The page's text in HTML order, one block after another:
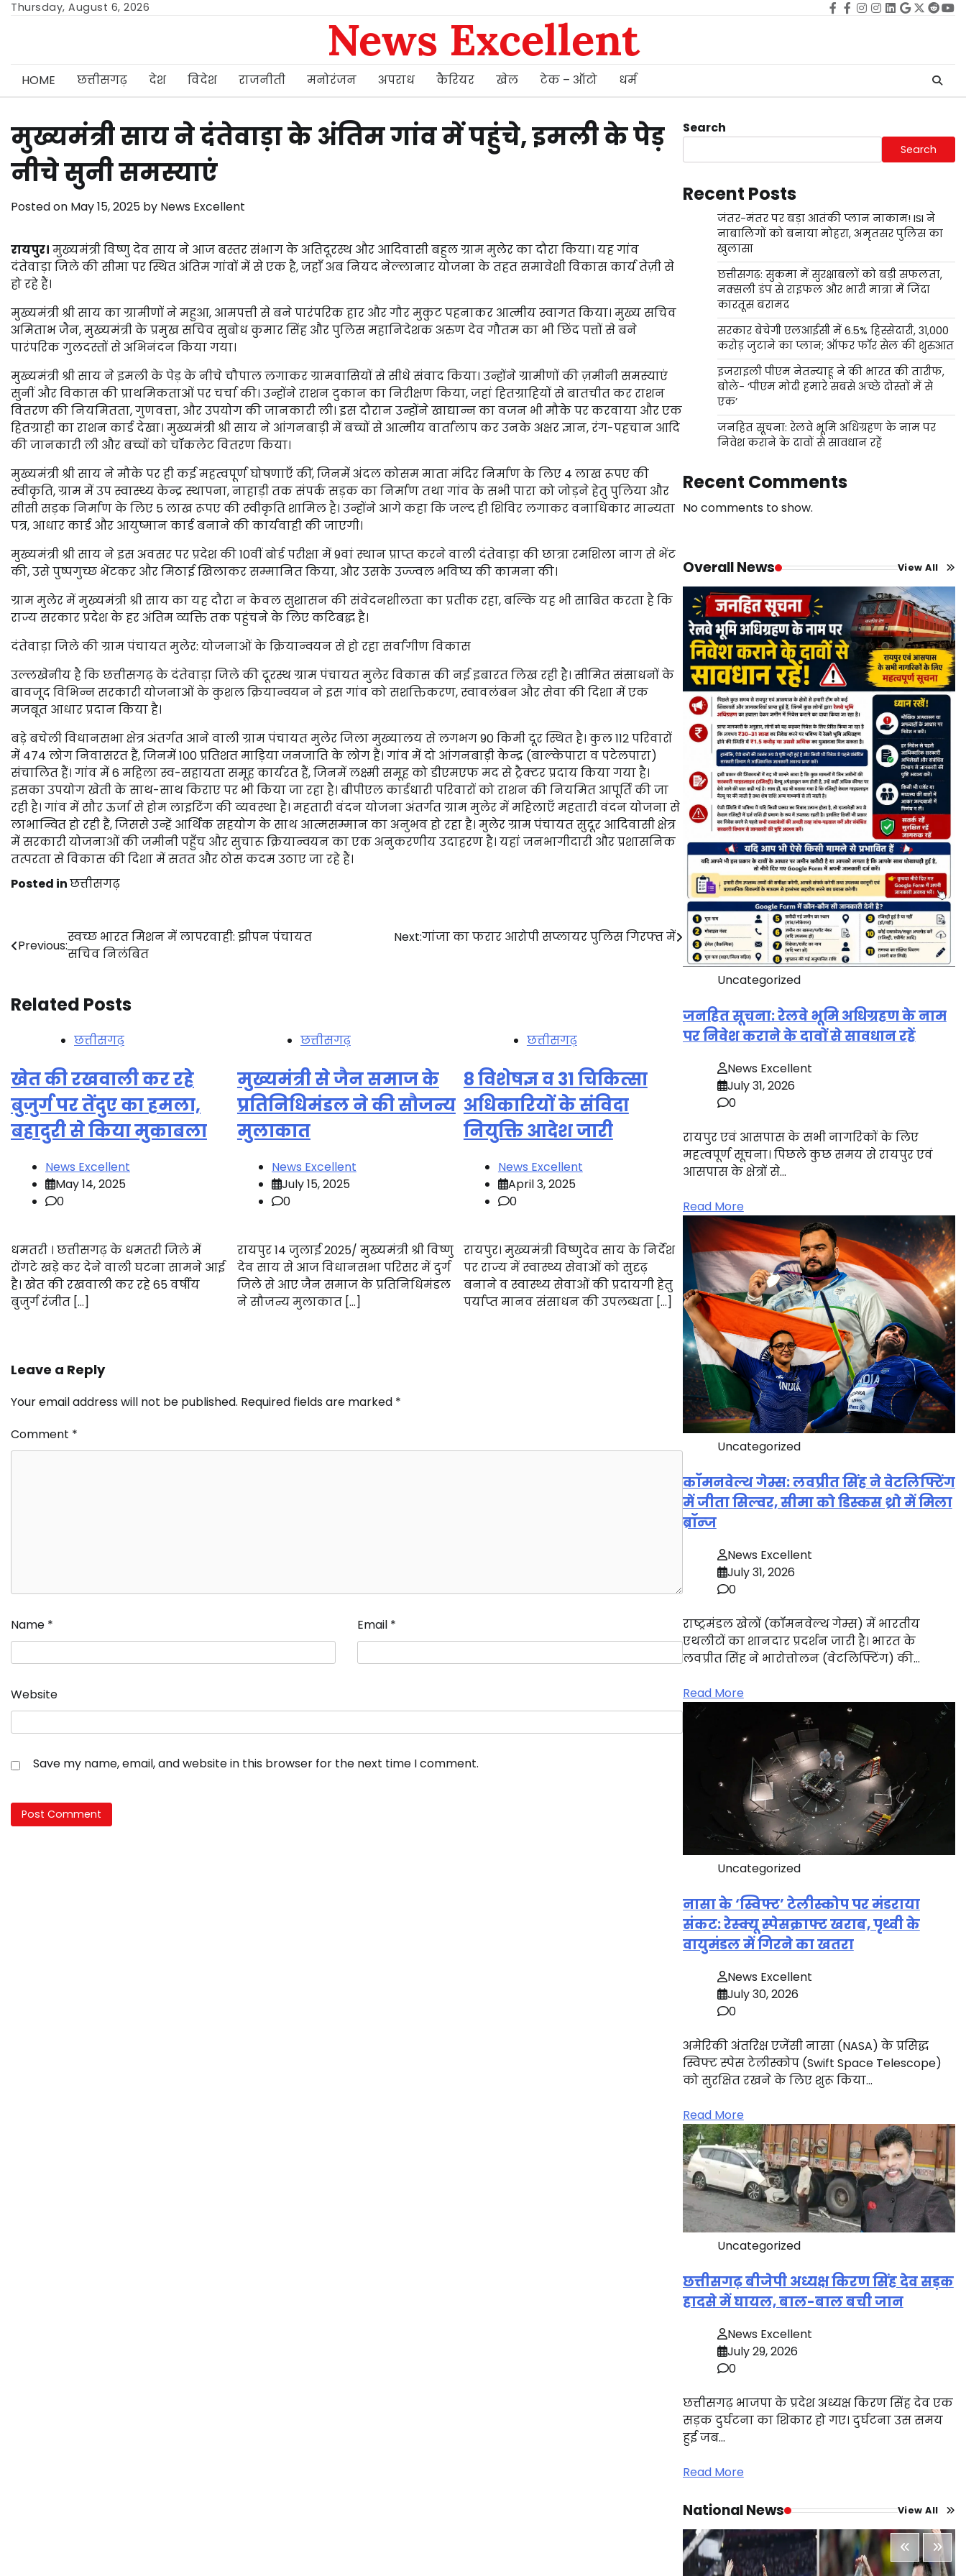
SkipThursday, August 6, 2026 Facebook
facebook
Instagram
instagram
Linkedin
google
Twitter
reddit
News Excellent
HOME छत्तीसगढ़ देश विदेश राजनीती मनोरंजन अपराध कैरियर खेल टेक – ऑटो धर्म
मुख्यमंत्री साय ने दंतेवाड़ा के अंतिम गांव में पहुंचे, इमली के पेड़
नीचे सुनी समस्याएं
Posted on May 15, 2025 by News Excellent
रायपुर। मुख्यमंत्री विष्णु देव साय ने आज बस्तर संभाग के अतिदूरस्थ और आदिवासी बहुल ग्राम मुलेर का दौरा किया। यह गांव
दंतेवाड़ा जिले की सीमा पर स्थित अंतिम गांवों में से एक है, जहाँ अब नियद नेल्लानार योजना के तहत समावेशी विकास कार्य तेज़ी से
हो रहे हैं।
मुख्यमंत्री श्री साय का ग्रामीणों ने महुआ, आमपत्ती से बने पारंपरिक हार और गौर मुकुट पहनाकर आत्मीय स्वागत किया। मुख्य सचिव
अमिताभ जैन, मुख्यमंत्री के प्रमुख सचिव सुबोध कुमार सिंह और पुलिस महानिदेशक अरुण देव गौतम का भी छिंद पत्तों से बने
पारंपरिक गुलदस्तों से अभिनंदन किया गया।
मुख्यमंत्री श्री साय ने इमली के पेड़ के नीचे चौपाल लगाकर ग्रामवासियों से सीधे संवाद किया। उन्होंने ग्रामीणों की ज़मीनी समस्याएं
सुनीं और विकास की प्राथमिकताओं पर चर्चा की। उन्होंने राशन दुकान का निरीक्षण किया, जहां हितग्राहियों से बातचीत कर राशन
वितरण की नियमितता, गुणवत्ता, और उपयोग की जानकारी ली। इस दौरान उन्होंने खाद्यान्न का वजन भी मौके पर करवाया और एक
हितग्राही का राशन कार्ड देखा। मुख्यमंत्री श्री साय ने आंगनबाड़ी में बच्चों से आत्मीय वार्तालाप कर उनके अक्षर ज्ञान, रंग-पहचान आदि
की जानकारी ली और बच्चों को चॉकलेट वितरण किया।
मुख्यमंत्री श्री साय ने मौके पर ही कई महत्वपूर्ण घोषणाएँ कीं, जिनमें अंदल कोसम माता मंदिर निर्माण के लिए 4 लाख रूपए की
स्वीकृति, ग्राम में उप स्वास्थ्य केन्द्र स्थापना, नाहाड़ी तक संपर्क सड़क का निर्माण तथा गांव के सभी पारा को जोड़ने हेतु पुलिया और
सीसी सड़क निर्माण के लिए 5 लाख रूपए की स्वीकृति शामिल है। उन्होंने आगे कहा कि जल्द ही शिविर लगाकर वनाधिकार मान्यता
पत्र, आधार कार्ड और आयुष्मान कार्ड बनाने की कार्यवाही की जाएगी।
मुख्यमंत्री श्री साय ने इस अवसर पर प्रदेश की 10वीं बोर्ड परीक्षा में 9वां स्थान प्राप्त करने वाली दंतेवाड़ा की छात्रा रमशिला नाग से भेंट
की, उसे पुष्पगुच्छ भेंटकर और मिठाई खिलाकर सम्मानित किया, और उसके उज्ज्वल भविष्य की कामना की।
ग्राम मुलेर में मुख्यमंत्री श्री साय का यह दौरा न केवल सुशासन की संवेदनशीलता का प्रतीक रहा, बल्कि यह भी साबित करता है कि
राज्य सरकार प्रदेश के हर अंतिम व्यक्ति तक पहुंचने के लिए कटिबद्ध है।
दंतेवाड़ा जिले की ग्राम पंचायत मुलेर: योजनाओं के क्रियान्वयन से हो रहा सर्वांगीण विकास
उल्लखेनीय है कि छत्तीसगढ़ के दंतेवाड़ा जिले की दूरस्थ ग्राम पंचायत मुलेर विकास की नई इबारत लिख रही है। सीमित संसाधनों के
बावजूद विभिन्न सरकारी योजनाओं के कुशल क्रियान्वयन ने इस गांव को सशक्तिकरण, स्वावलंबन और सेवा की दिशा में एक
मजबूत आधार प्रदान किया है।
बड़े बचेली विधानसभा क्षेत्र अंतर्गत आने वाली ग्राम पंचायत मुलेर जिला मुख्यालय से लगभग 90 किमी दूर स्थित है। कुल 112 परिवारों
में 474 लोग निवासरत हैं, जिनमें 100 प्रतिशत माड़िया जनजाति के लोग हैं। गांव में दो आंगनबाड़ी केन्द्र (बाल्केपारा व पटेलपारा)
संचालित हैं। गांव में 6 महिला स्व-सहायता समूह कार्यरत हैं, जिनमें लक्ष्मी समूह को डीएमएफ मद से ट्रैक्टर प्रदाय किया गया है।
इसका उपयोग खेती के साथ-साथ किराए पर भी किया जा रहा है। बीपीएल कार्डधारी परिवारों को राशन की नियमित आपूर्ति की जा
रही है। गांव में सौर ऊर्जा से होम लाइटिंग की व्यवस्था है। महतारी वंदन योजना अंतर्गत ग्राम मुलेर में महिलाएँ महतारी वंदन योजना से
लाभान्वित हो रही हैं, जिससे उन्हें आर्थिक सहयोग के साथ आत्मसम्मान का अनुभव हो रहा है। मुलेर ग्राम पंचायत सुदूर आदिवासी क्षेत्र
में सरकारी योजनाओं की जमीनी पहुँच और सुचारू क्रियान्वयन का एक अनुकरणीय उदाहरण है। यहां जनभागीदारी और प्रशासनिक
तत्परता से विकास की दिशा में सतत और ठोस कदम उठाए जा रहे हैं।
Posted inछत्तीसगढ़
Post
navigation
Previous:
स्वच्छ भारत मिशन में लापरवाही: झीपन पंचायत
सचिव निलंबित
Next:गांजा का फरार आरोपी सप्लायर पुलिस गिरफ्त में
Related Posts
छत्तीसगढ़
खेत की रखवाली कर रहे
बुजुर्ग पर तेंदुए का हमला,
बहादुरी से किया मुकाबला
News Excellent
May 14, 2025
0
धमतरी । छत्तीसगढ़ के धमतरी जिले में
रोंगटे खड़े कर देने वाली घटना सामने आई
है। खेत की रखवाली कर रहे 65 वर्षीय
बुजुर्ग रंजीत […]
छत्तीसगढ़
मुख्यमंत्री से जैन समाज के
प्रतिनिधिमंडल ने की सौजन्य
मुलाकात
News Excellent
July 15, 2025
0
रायपुर 14 जुलाई 2025/ मुख्यमंत्री श्री विष्णु
देव साय से आज विधानसभा परिसर में दुर्ग
जिले से आए जैन समाज के प्रतिनिधिमंडल
ने सौजन्य मुलाकात […]
छत्तीसगढ़
8 विशेषज्ञ व 31 चिकित्सा
अधिकारियों के संविदा
नियुक्ति आदेश जारी
News Excellent
April 3, 2025
0
रायपुर। मुख्यमंत्री विष्णुदेव साय के निर्देश
पर राज्य में स्वास्थ्य सेवाओं को सुदृढ़
बनाने व स्वास्थ्य सेवाओं की प्रदायगी हेतु
पर्याप्त मानव संसाधन की उपलब्धता […]
Leave a Reply
Your email address will not be published. Required fields are marked *
Comment *
Name * Email *
Website
Save my name, email, and website in this browser for the next time I comment.
Search
Search
Recent Posts
जंतर-मंतर पर बड़ा आतंकी प्लान नाकाम! ISI ने
नाबालिगों को बनाया मोहरा, अमृतसर पुलिस का
खुलासा
छत्तीसगढ़: सुकमा में सुरक्षाबलों को बड़ी सफलता,
नक्सली डंप से राइफल और भारी मात्रा में जिंदा
कारतूस बरामद
सरकार बेचेगी एलआईसी में 6.5% हिस्सेदारी, 31,000
करोड़ जुटाने का प्लान; ऑफर फॉर सेल की शुरुआत
इजराइली पीएम नेतन्याहू ने की भारत की तारीफ,
बोले- ‘पीएम मोदी हमारे सबसे अच्छे दोस्तों में से
एक’
जनहित सूचना: रेलवे भूमि अधिग्रहण के नाम पर
निवेश कराने के दावों से सावधान रहें
Recent Comments
No comments to show.
Overall News View All
Uncategorized
जनहित सूचना: रेलवे भूमि अधिग्रहण के नाम
पर निवेश कराने के दावों से सावधान रहें
News Excellent
July 31, 2026
0
रायपुर एवं आसपास के सभी नागरिकों के लिए
महत्वपूर्ण सूचना। पिछले कुछ समय से रायपुर एवं
आसपास के क्षेत्रों से…
Read More
Uncategorized
कॉमनवेल्थ गेम्स: लवप्रीत सिंह ने वेटलिफ्टिंग
में जीता सिल्वर, सीमा को डिस्कस थ्रो में मिला
ब्रॉन्ज
News Excellent
July 31, 2026
0
राष्ट्रमंडल खेलों (कॉमनवेल्थ गेम्स) में भारतीय
एथलीटों का शानदार प्रदर्शन जारी है। भारत के
लवप्रीत सिंह ने भारोत्तोलन (वेटलिफ्टिंग) की…
Read More
Uncategorized
नासा के ‘स्विफ्ट’ टेलीस्कोप पर मंडराया
संकट: रेस्क्यू स्पेसक्राफ्ट खराब, पृथ्वी के
वायुमंडल में गिरने का खतरा
News Excellent
July 30, 2026
0
अमेरिकी अंतरिक्ष एजेंसी नासा (NASA) के प्रसिद्ध
स्विफ्ट स्पेस टेलीस्कोप (Swift Space Telescope)
को सुरक्षित रखने के लिए शुरू किया…
Read More
Uncategorized
छत्तीसगढ़ बीजेपी अध्यक्ष किरण सिंह देव सड़क
हादसे में घायल, बाल-बाल बची जान
News Excellent
July 29, 2026
0
छत्तीसगढ़ भाजपा के प्रदेश अध्यक्ष किरण सिंह देव एक
सड़क दुर्घटना का शिकार हो गए। दुर्घटना उस समय
हुई जब…
Read More
National News View All